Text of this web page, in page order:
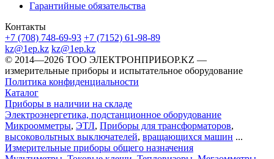
Гарантийные обязательства
Контакты
+7 (708) 748-69-93 +7 (7152) 61-98-89
kz@1ep.kz kz@1ep.kz
©️ 2014—2026 ТОО ЭЛЕКТРОНПРИБОР.KZ —
измерительные приборы и испытательное оборудование
Политика конфиденциальности
Каталог
Приборы в наличии на складе
Электроэнергетика, подстанционное оборудование
Микроомметры, ЭТЛ, Приборы для трансформаторов,
высоковольтных выключателей, вращающихся машин ...
Измерительные приборы общего назначения